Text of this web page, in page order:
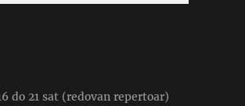
do 21 sat (redovan repertoar)